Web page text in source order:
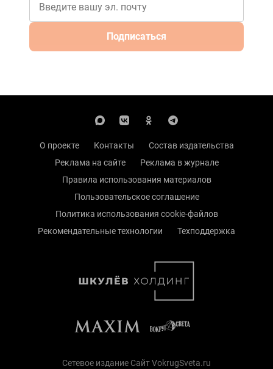
Подписаться
О проекте Контакты
Состав издательства
Реклама на сайте
Реклама в журнале
Правила использования материалов
Пользовательское соглашение
Политика использования cookie-файлов
Рекомендательные технологии
Техподдержка
Сетевое издание Сайт VokrugSveta.ru